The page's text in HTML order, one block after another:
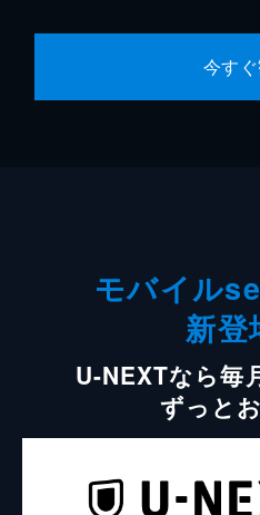
今す
モバイル
新登
U-NEXTなら毎
ずっと